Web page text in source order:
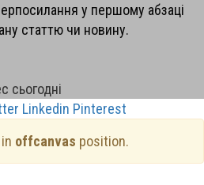
у першому абзаці
статтю чи новину.
сьогодні
Linkedin Pinterest
offcanvas position.